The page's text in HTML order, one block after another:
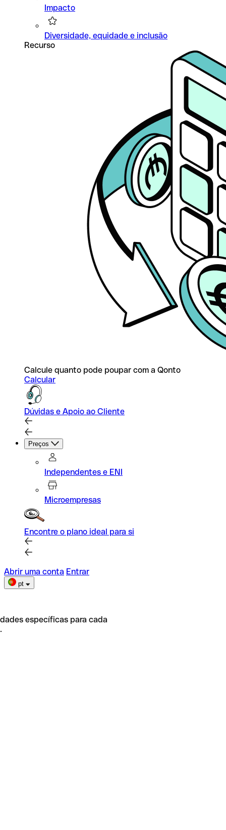
Impacto
Diversidade, equidade e inclusão
Recurso
Calcule quanto pode poupar com a Qonto
Calcular
Dúvidas e Apoio ao Cliente
Preços
Independentes e ENI
Microempresas
Encontre o plano ideal para si
Abrir uma conta Entrar
pt
específicas para cada